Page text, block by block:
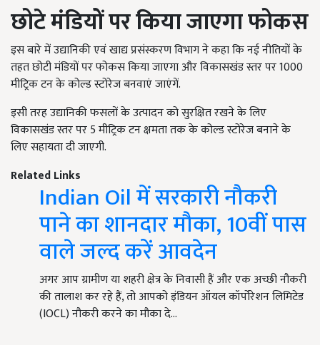
छोटे मंडियों पर किया जाएगा फोकस
इस बारे में उद्यानिकी एवं खाद्य प्रसंस्करण विभाग ने कहा कि नई नीतियों के
तहत छोटी मंडियों पर फोकस किया जाएगा और विकासखंड स्तर पर 1000
मीट्रिक टन के कोल्ड स्टोरेज बनवाएं जाएंगें.
इसी तरह उद्यानिकी फसलों के उत्पादन को सुरक्षित रखने के लिए
विकासखंड स्तर पर 5 मीट्रिक टन क्षमता तक के कोल्ड स्टोरेज बनाने के
लिए सहायता दी जाएगी.
Related Links
Indian Oil में सरकारी नौकरी
पाने का शानदार मौका, 10वीं पास
वाले जल्द करें आवदेन
अगर आप ग्रामीण या शहरी क्षेत्र के निवासी हैं और एक अच्छी नौकरी
की तालाश कर रहे हैं, तो आपको इंडियन ऑयल कॉर्पोरेशन लिमिटेड
(IOCL) नौकरी करने का मौका दे…